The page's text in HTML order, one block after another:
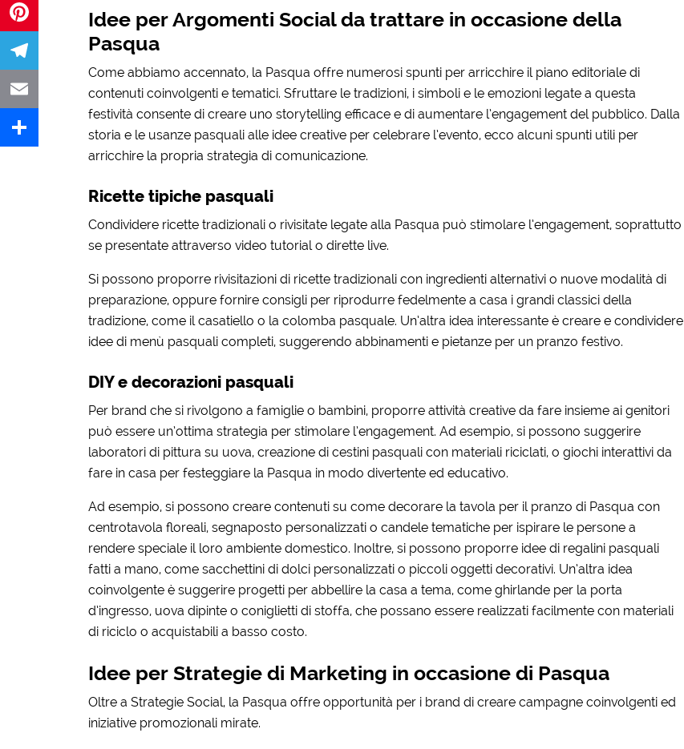
LinkedIn
Pinterest
Telegram
Email
Idee per Argomenti Social da trattare in occasione della
Pasqua
Come abbiamo accennato, la Pasqua offre numerosi spunti per arricchire il piano editoriale di
contenuti coinvolgenti e tematici. Sfruttare le tradizioni, i simboli e le emozioni legate a questa
festività consente di creare uno storytelling efficace e di aumentare l’engagement del pubblico. Dalla
storia e le usanze pasquali alle idee creative per celebrare l’evento, ecco alcuni spunti utili per
arricchire la propria strategia di comunicazione.
Ricette tipiche pasquali
Condividere ricette tradizionali o rivisitate legate alla Pasqua può stimolare l’engagement, soprattutto
se presentate attraverso video tutorial o dirette live.
Si possono proporre rivisitazioni di ricette tradizionali con ingredienti alternativi o nuove modalità di
preparazione, oppure fornire consigli per riprodurre fedelmente a casa i grandi classici della
tradizione, come il casatiello o la colomba pasquale. Un’altra idea interessante è creare e condividere
idee di menù pasquali completi, suggerendo abbinamenti e pietanze per un pranzo festivo.
DIY e decorazioni pasquali
Per brand che si rivolgono a famiglie o bambini, proporre attività creative da fare insieme ai genitori
può essere un’ottima strategia per stimolare l’engagement. Ad esempio, si possono suggerire
laboratori di pittura su uova, creazione di cestini pasquali con materiali riciclati, o giochi interattivi da
fare in casa per festeggiare la Pasqua in modo divertente ed educativo.
Ad esempio, si possono creare contenuti su come decorare la tavola per il pranzo di Pasqua con
centrotavola floreali, segnaposto personalizzati o candele tematiche per ispirare le persone a
rendere speciale il loro ambiente domestico. Inoltre, si possono proporre idee di regalini pasquali
fatti a mano, come sacchettini di dolci personalizzati o piccoli oggetti decorativi. Un’altra idea
coinvolgente è suggerire progetti per abbellire la casa a tema, come ghirlande per la porta
d’ingresso, uova dipinte o coniglietti di stoffa, che possano essere realizzati facilmente con materiali
di riciclo o acquistabili a basso costo.
Idee per Strategie di Marketing in occasione di Pasqua
Oltre a Strategie Social, la Pasqua offre opportunità per i brand di creare campagne coinvolgenti ed
iniziative promozionali mirate.